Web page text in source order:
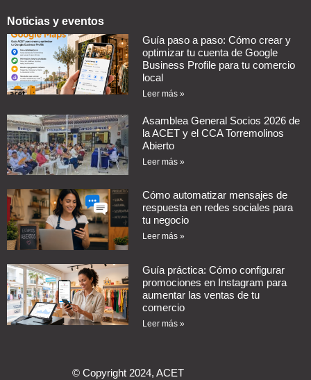
Noticias y eventos
Guía paso a paso: Cómo crear y
optimizar tu cuenta de Google
Business Profile para tu comercio
local
Leer más »
Asamblea General Socios 2026 de
la ACET y el CCA Torremolinos
Abierto
Leer más »
Cómo automatizar mensajes de
respuesta en redes sociales para
tu negocio
Leer más »
Guía práctica: Cómo configurar
promociones en Instagram para
aumentar las ventas de tu
comercio
Leer más »
© Copyright 2024, ACET